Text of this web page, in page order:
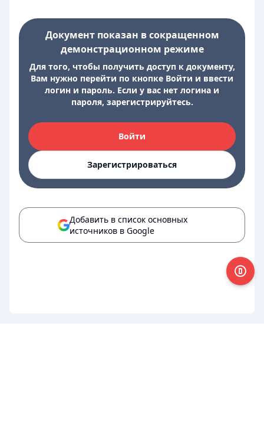
Документ показан в сокращенном
демонстрационном режиме
Для того, чтобы получить доступ к документу,
Вам нужно перейти по кнопке Войти и ввести
логин и пароль. Если у вас нет логина и
пароля, зарегистрируйтесь.
Войти
Зарегистрироваться
Добавить в список основных
источников в Google